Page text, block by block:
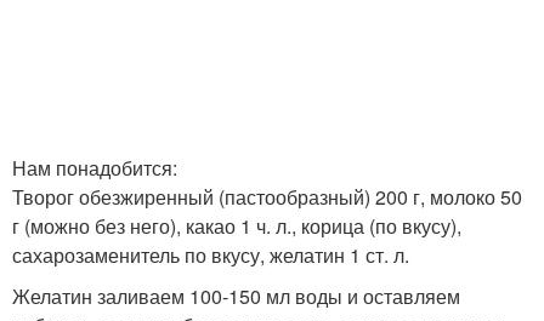
Нам понадобится:
Творог обезжиренный (пастообразный) 200 г, молоко 50
г (можно без него), какао 1 ч. л., корица (по вкусу),
сахарозаменитель по вкусу, желатин 1 ст. л.
Желатин заливаем 100-150 мл воды и оставляем